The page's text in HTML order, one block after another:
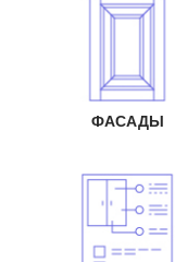
ФАСАДЫ